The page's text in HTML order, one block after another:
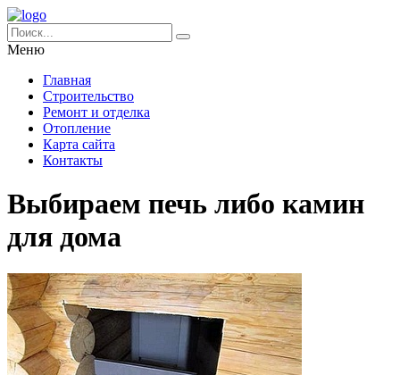
Меню
Главная
Строительство
Ремонт и отделка
Отопление
Карта сайта
Контакты
Выбираем печь либо камин
для дома